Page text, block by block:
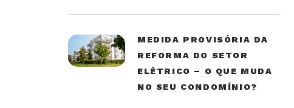
MEDIDA PROVISÓRIA DA
REFORMA DO SETOR
ELÉTRICO – O QUE MUDA
NO SEU CONDOMÍNIO?